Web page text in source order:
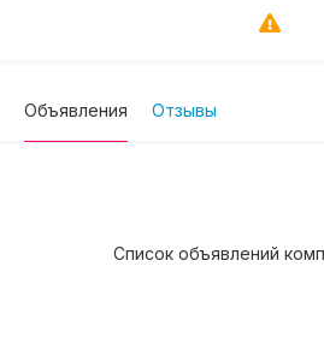
Объявления Отзывы
Список объявлений